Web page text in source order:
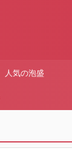
人気の泡盛